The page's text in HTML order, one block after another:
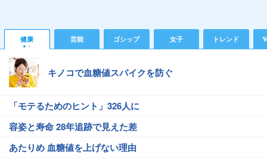
健康 芸能 ゴシップ 女子 トレンド
キノコで血糖値スパイクを防ぐ
「モテるためのヒント」326人に
容姿と寿命 28年追跡で見えた差
あたりめ 血糖値を上げない理由